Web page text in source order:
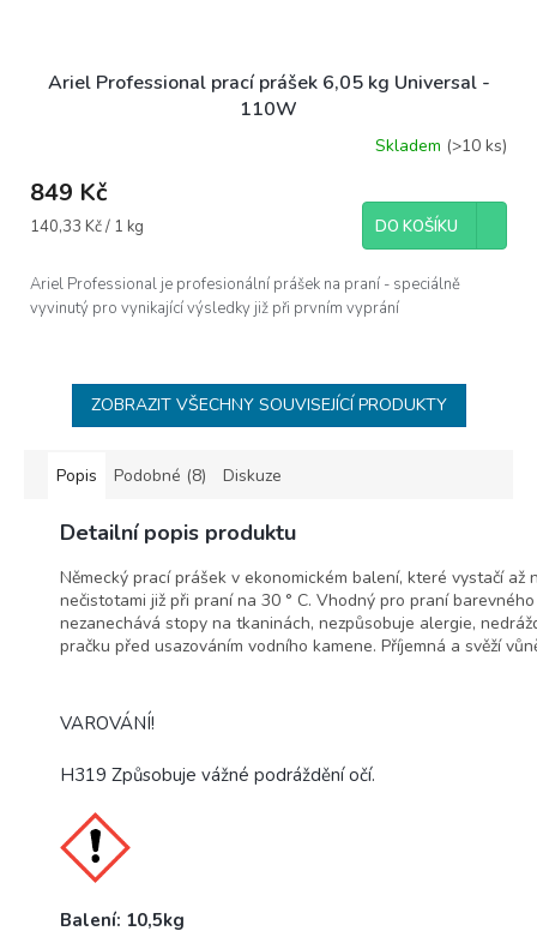
Ariel Professional prací prášek 6,05 kg Universal -
110W
Skladem (>10 ks)
849 Kč
Měrná
140,33 Kč / 1 kg DO KOŠÍKU
Ariel Professional je profesionální prášek na praní - speciálně
vyvinutý pro vynikající výsledky již při prvním vyprání
ZOBRAZIT VŠECHNY SOUVISEJÍCÍ PRODUKTY
Popis Podobné (8) Diskuze
Detailní popis produktu
Německý prací prášek v ekonomickém balení, které vystačí
nečistotami již při praní na 30 ° C. Vhodný pro praní
nezanechává stopy na tkaninách, nezpůsobuje alergie,
pračku před usazováním vodního kamene. Příjemná a svěží
VAROVÁNÍ!
H319 Způsobuje vážné podráždění očí.
Balení: 10,5kg